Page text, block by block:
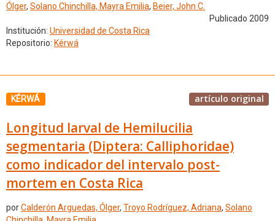
Ólger, Solano Chinchilla, Mayra Emilia, Beier, John C.
Publicado 2009
Institución: Universidad de Costa Rica
Repositorio: Kérwá
KÉRWÁ artículo original
Longitud larval de Hemilucilia
segmentaria (Diptera: Calliphoridae)
como indicador del intervalo post-
mortem en Costa Rica
porCalderón Arguedas, Ólger, Troyo Rodríguez, Adriana, Solano